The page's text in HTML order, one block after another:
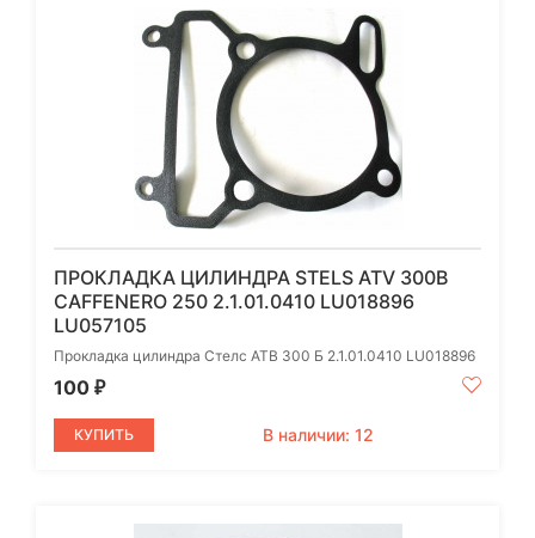
ПРОКЛАДКА ЦИЛИНДРА STELS ATV 300B
CAFFENERO 250 2.1.01.0410 LU018896
LU057105
Прокладка цилиндра Стелс АТВ 300 Б 2.1.01.0410 LU018896
100 ₽
КУПИТЬ В наличии: 12